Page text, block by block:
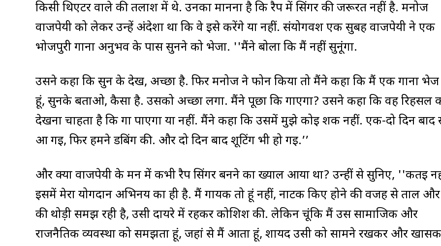
किसी थिएटर वाले की तलाश में थे. उनका मानना है कि रैप में सिंगर की जरूरत नहीं है. मनोज
वाजपेयी को लेकर उन्हें अंदेशा था कि वे इसे करेंगे या नहीं. संयोगवश एक सुबह वाजपेयी ने एक
भोजपुरी गाना अनुभव के पास सुनने को भेजा. ''मैंने बोला कि मैं नहीं सुनूंगा.
उसने कहा कि सुन के देख, अच्छा है. फिर मनोज ने फोन किया तो मैंने कहा कि मैं एक गाना भेज
हूं, सुनके बताओ, कैसा है. उसको अच्छा लगा. मैंने पूछा कि गाएगा? उसने कहा कि वह रिहर्सल
देखना चाहता है कि गा पाएगा या नहीं. मैंने कहा कि उसमें मुझे कोई शक नहीं. एक-दो दिन बाद
आ गई, फिर हमने डबिंग की. और दो दिन बाद शूटिंग भी हो गई.’’
और क्या वाजपेयी के मन में कभी रैप सिंगर बनने का ख्याल आया था? उन्हीं से सुनिए, ''कतई
इसमें मेरा योगदान अभिनय का ही है. मैं गायक तो हूं नहीं, नाटक किए होने की वजह से ताल
की थोड़ी समझ रही है, उसी दायरे में रहकर कोशिश की. लेकिन चूंकि मैं उस सामाजिक और
राजनैतिक व्यवस्था को समझता हूं, जहां से मैं आता हूं, शायद उसी को सामने रखकर और